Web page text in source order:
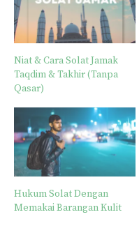
Niat & Cara Solat Jamak
Taqdim & Takhir (Tanpa
Qasar)
Hukum Solat Dengan
Memakai Barangan Kulit